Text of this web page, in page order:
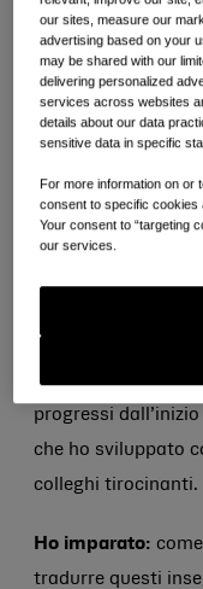
E-
mail.
Stampa
Copia
Volevo fare
entusiasta che
recente
significava far
continua
soddisfare le
Sono
progressi
che ho sviluppato
colleghi tirocinanti.
Ho imparato:
tradurre questi
our sites, measure our
advertising based on your
may be shared with our
delivering personalized
services across websites
details about our data
sensitive data in specific
For more information on or
consent to specific cookies
Your consent to “targeting
our services.